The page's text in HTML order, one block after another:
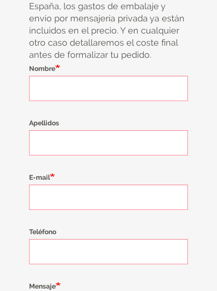
España, los gastos de embalaje y
envío por mensajería privada ya están
incluidos en el precio. Y en cualquier
otro caso detallaremos el coste final
antes de formalizar tu pedido.
Nombre
Apellidos
E-mail
Teléfono
Mensaje